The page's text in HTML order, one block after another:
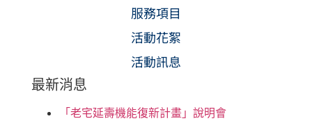
服務項目
活動花絮
活動訊息
最新消息
「老宅延壽機能復新計畫」說明會